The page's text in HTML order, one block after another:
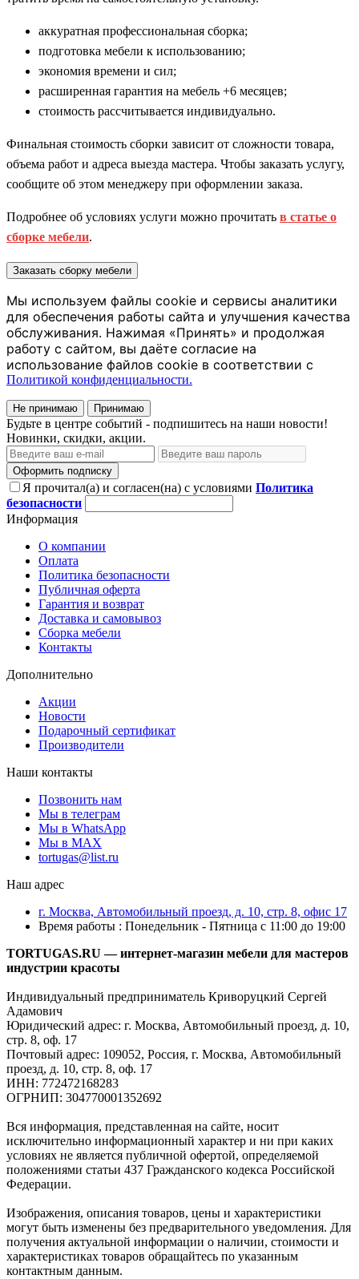
аккуратная профессиональная сборка;
подготовка мебели к использованию;
экономия времени и сил;
расширенная гарантия на мебель +6 месяцев;
стоимость рассчитывается индивидуально.
Финальная стоимость сборки зависит от сложности товара,
объема работ и адреса выезда мастера. Чтобы заказать услугу,
сообщите об этом менеджеру при оформлении заказа.
Подробнее об условиях услуги можно прочитать в статье о
сборке мебели.
Заказать сборку мебели
Мы используем файлы cookie и сервисы аналитики
для обеспечения работы сайта и улучшения качества
обслуживания. Нажимая «Принять» и продолжая
работу с сайтом, вы даёте согласие на
использование файлов cookie в соответствии с
Политикой конфиденциальности.
Не принимаю Принимаю
Будьте в центре событий - подпишитесь на наши новости!
Новинки, скидки, акции.
Оформить подписку
Я прочитал(а) и согласен(на) с условиями Политика
безопасности
Информация
О компании
Оплата
Политика безопасности
Публичная оферта
Гарантия и возврат
Доставка и самовывоз
Сборка мебели
Контакты
Дополнительно
Акции
Новости
Подарочный сертификат
Производители
Наши контакты
Позвонить нам
Мы в телеграм
Мы в WhatsApp
Мы в MAX
tortugas@list.ru
Наш адрес
г. Москва, Автомобильный проезд, д. 10, стр. 8, офис 17
Время работы : Понедельник - Пятница с 11:00 до 19:00
TORTUGAS.RU — интернет-магазин мебели для мастеров
индустрии красоты
Индивидуальный предприниматель Криворуцкий Сергей
Адамович
Юридический адрес: г. Москва, Автомобильный проезд, д. 10,
стр. 8, оф. 17
Почтовый адрес: 109052, Россия, г. Москва, Автомобильный
проезд, д. 10, стр. 8, оф. 17
ИНН: 772472168283
ОГРНИП: 304770001352692
Вся информация, представленная на сайте, носит
исключительно информационный характер и ни при каких
условиях не является публичной офертой, определяемой
положениями статьи 437 Гражданского кодекса Российской
Федерации.
Изображения, описания товаров, цены и характеристики
могут быть изменены без предварительного уведомления. Для
получения актуальной информации о наличии, стоимости и
характеристиках товаров обращайтесь по указанным
контактным данным.